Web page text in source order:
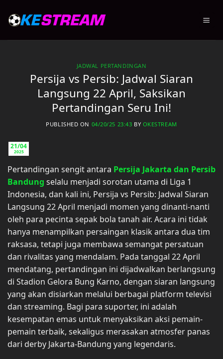
JADWAL PERTANDINGAN
Persija vs Persib: Jadwal Siaran
Langsung 22 April, Saksikan
Pertandingan Seru Ini!
PUBLISHED ON 04/20/25 23:43 BY OKESTREAM
21/04
2025
Pertandingan sengit antara Persija Jakarta dan Persib
Bandung selalu menjadi sorotan utama di Liga 1
Indonesia, dan kali ini, Persija vs Persib: Jadwal Siaran
Langsung 22 April menjadi momen yang dinanti-nanti
oleh para pecinta sepak bola tanah air. Acara ini tidak
hanya menampilkan persaingan klasik antara dua tim
raksasa, tetapi juga membawa semangat persatuan
dan rivalitas yang mendalam. Pada tanggal 22 April
mendatang, pertandingan ini dijadwalkan berlangsung
di Stadion Gelora Bung Karno, dengan siaran langsung
yang akan disiarkan melalui berbagai platform televisi
dan streaming. Bagi para suporter, ini adalah
kesempatan emas untuk menyaksikan aksi pemain-
pemain terbaik, sekaligus merasakan atmosfer panas
dari derby Jakarta-Bandung yang legendaris.